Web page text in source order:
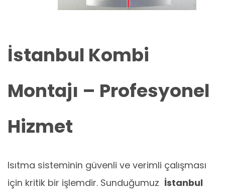
İstanbul Kombi
Montajı – Profesyonel
Hizmet
Isıtma sisteminin güvenli ve verimli çalışması
için kritik bir işlemdir. Sunduğumuz İstanbul